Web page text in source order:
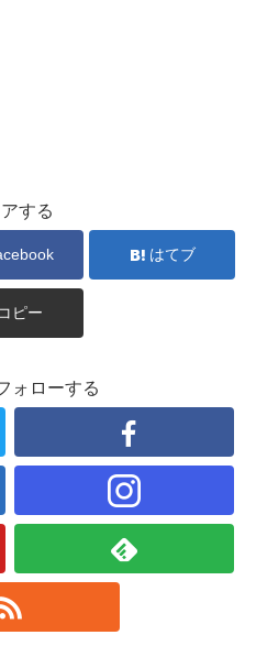
する
はてブ
コピー
ォローする